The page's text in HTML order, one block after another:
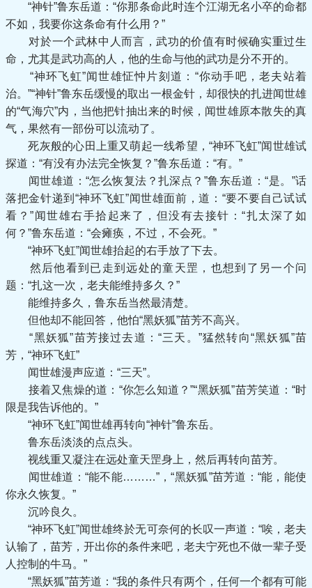
“神针”鲁东岳道：“你那条命此时连个江湖无名小卒的命都
不如，我要你这条命有什么用？”
对於一个武林中人而言，武功的价值有时候确实重过生
命，尤其是武功高的人，他的生命与他的武功是分不开的。
“神环飞虹”闻世雄怔忡片刻道：“你动手吧，老夫站着
治。”“神针”鲁东岳缓慢的取出一根金针，却很快的扎进闻世雄
的“气海穴”内，当他把针抽出来的时候，闻世雄原本散失的真
气，果然有一部份可以流动了。
死灰般的心田上重又萌起一线希望，“神环飞虹”闻世雄试
探道：“有没有办法完全恢复？”鲁东岳道：“有。”
闻世雄道：“怎么恢复法？扎深点？”鲁东岳道：“是。”话
落把金针递到“神环飞虹”闻世雄面前，道：“要不要自己试试
看？”闻世雄右手拾起来了，但没有去接针：“扎太深了如
何？”鲁东岳道：“会瘫痪，不过，不会死。”
“神环飞虹”闻世雄抬起的右手放了下去。
然后他看到已走到远处的童天罡，也想到了另一个问
题：“扎这一次，老夫能维持多久？”
能维持多久，鲁东岳当然最清楚。
但他却不能回答，他怕“黑妖狐”苗芳不高兴。
“黑妖狐”苗芳接过去道：“三天。”猛然转向“黑妖狐”苗
芳，“神环飞虹”
闻世雄漫声应道：“三天”。
接着又焦燥的道：“你怎么知道？”“黑妖狐”苗芳笑道：“时
限是我告诉他的。”
“神环飞虹”闻世雄再转向“神针”鲁东岳。
鲁东岳淡淡的点点头。
视线重又凝注在远处童天罡身上，然后再转向苗芳。
闻世雄道：“能不能………”，“黑妖狐”苗芳道：“能，能使
你永久恢复。”
沉吟良久。
“神环飞虹”闻世雄终於无可奈何的长叹一声道：“唉，老夫
认输了，苗芳，开出你的条件来吧，老夫宁死也不做一辈子受
人控制的牛马。”
“黑妖狐”苗芳道：“我的条件只有两个，任何一个都有可能